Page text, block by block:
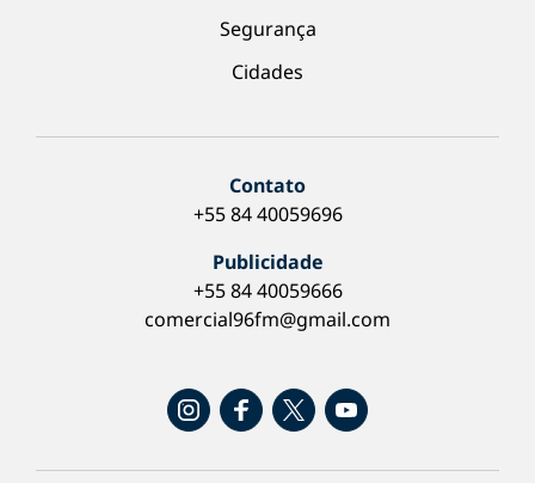
Segurança
Cidades
Contato
+55 84 40059696
Publicidade
+55 84 40059666
comercial96fm@gmail.com